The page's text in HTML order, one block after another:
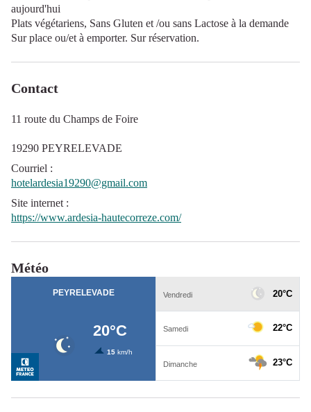
aujourd'hui
Plats végétariens, Sans Gluten et /ou sans Lactose à la demande
Sur place ou/et à emporter. Sur réservation.
Contact
11 route du Champs de Foire
19290 PEYRELEVADE
Courriel :
hotelardesia19290@gmail.com
Site internet :
https://www.ardesia-hautecorreze.com/
Météo